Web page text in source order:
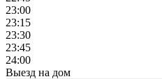
23:00
23:15
23:30
23:45
24:00
Выезд на дом